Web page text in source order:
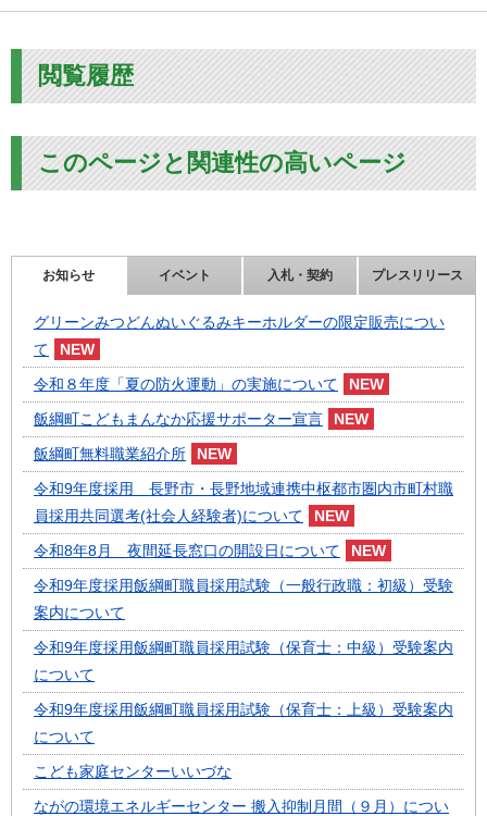
閲覧履歴
このページと関連性の高いページ
お知らせ イベント 入札・契約 プレスリリース
グリーンみつどんぬいぐるみキーホルダーの限定販売につい
て
令和８年度「夏の防火運動」の実施について
飯綱町こどもまんなか応援サポーター宣言
飯綱町無料職業紹介所
令和9年度採用 長野市・長野地域連携中枢都市圏内市町村職
員採用共同選考(社会人経験者)について
令和8年8月 夜間延長窓口の開設日について
令和9年度採用飯綱町職員採用試験（一般行政職：初級）受験
案内について
令和9年度採用飯綱町職員採用試験（保育士：中級）受験案内
について
令和9年度採用飯綱町職員採用試験（保育士：上級）受験案内
について
こども家庭センターいいづな
ながの環境エネルギーセンター 搬入抑制月間（９月）につい